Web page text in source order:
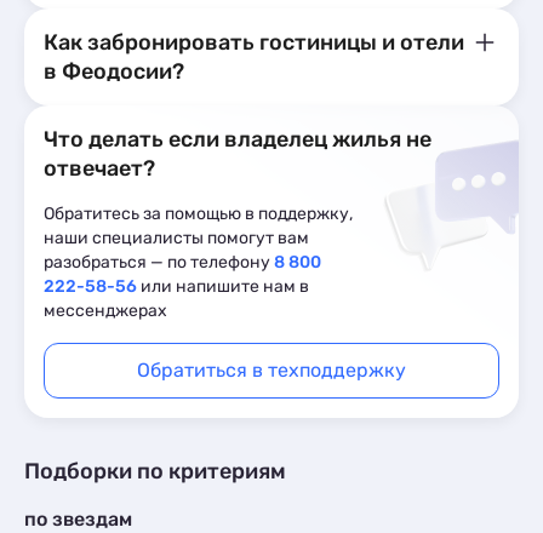
Как забронировать гостиницы и отели
в Феодосии?
Что делать если владелец жилья не
отвечает?
Обратитесь за помощью в поддержку,
наши специалисты помогут вам
разобраться — по телефону8 800
222-58-56 или напишите нам в
мессенджерах
Обратиться в техподдержку
Подборки по критериям
по звездам